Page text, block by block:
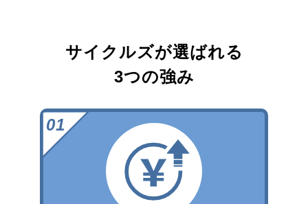
サイクルズが選ばれる
3つの強み